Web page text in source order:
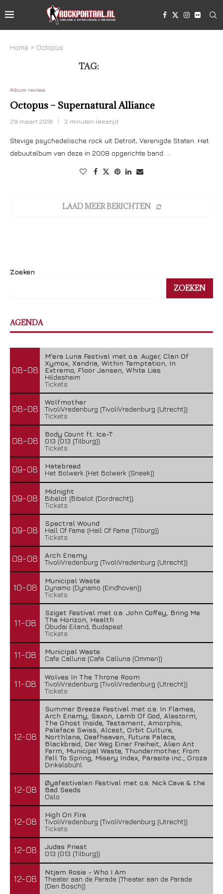
Home » Octopus
TAG:
Album review
Octopus – Supernatural Alliance
29 maart 2018 2 minuten leestijd
Stevige psychedelische rock uit Detroit, Verenigde Staten. Het
debuutalbum van deze in 2008 opgerichte band. …
LAAD MEER BERICHTEN
Zoeken
ZOEKEN
AGENDA
08-08
M'era Luna Festival met o.a. Auger, Clan Of
Xymox, Xandria, Within Temptation, In
Extremo, Floor Jansen, White Lies
Hildesheim
Tickets
08-08
Wolfmother
TivoliVredenburg (TivoliVredenburg (Utrecht))
Tickets
08-08
Body Count ft. Ice-T
013 (013 (Tilburg))
Tickets
09-08
Hatebreed
Het Bolwerk (Het Bolwerk (Sneek))
09-08
Midnight
Bibelot (Bibelot (Dordrecht))
Tickets
09-08
Spectral Wound
Hall Of Fame (Hall Of Fame (Tilburg))
Tickets
09-08
Arch Enemy
TivoliVredenburg (TivoliVredenburg (Utrecht))
10-08
Municipal Waste
Dynamo (Dynamo (Eindhoven))
Tickets
11-08
Sziget Festival met o.a. John Coffey, Bring Me
The Horizon, Health
Óbudai Eiland, Budapest
Tickets
11-08
Municipal Waste
Cafe Calluna (Cafe Calluna (Ommen))
11-08
Wolves In The Throne Room
TivoliVredenburg (TivoliVredenburg (Utrecht))
Tickets
12-08
Summer Breeze Festival met o.a. In Flames,
Arch Enemy, Saxon, Lamb Of God, Alestorm,
The Ghost Inside, Testament, Amorphis,
Paleface Swiss, Alcest, Orbit Culture,
Northlane, Deafheaven, Future Palace,
Blackbraid, Der Weg Einer Freiheit, Alien Ant
Farm, Municipal Waste, Thundermother, From
Fall To Spring, Misery Index, Parasite inc., Groza
Dinkelsbühl
12-08
Øyafestivalen Festival met o.a. Nick Cave & the
Bad Seeds
Oslo
12-08
High On Fire
TivoliVredenburg (TivoliVredenburg (Utrecht))
Tickets
12-08
Judas Priest
013 (013 (Tilburg))
12-08
Ntjam Rosie - Who I Am
Theater aan de Parade (Theater aan de Parade
(Den Bosch))